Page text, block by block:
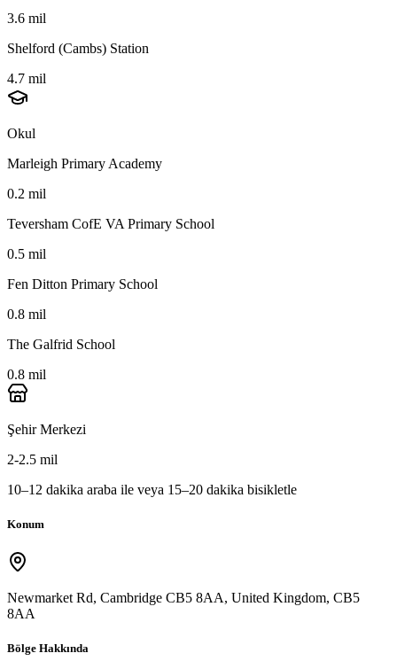
3.6 mil
Shelford (Cambs) Station
4.7 mil
Okul
Marleigh Primary Academy
0.2 mil
Teversham CofE VA Primary School
0.5 mil
Fen Ditton Primary School
0.8 mil
The Galfrid School
0.8 mil
Şehir Merkezi
2-2.5 mil
10–12 dakika araba ile veya 15–20 dakika bisikletle
Konum
Newmarket Rd, Cambridge CB5 8AA, United Kingdom, CB5
8AA
Bölge Hakkında